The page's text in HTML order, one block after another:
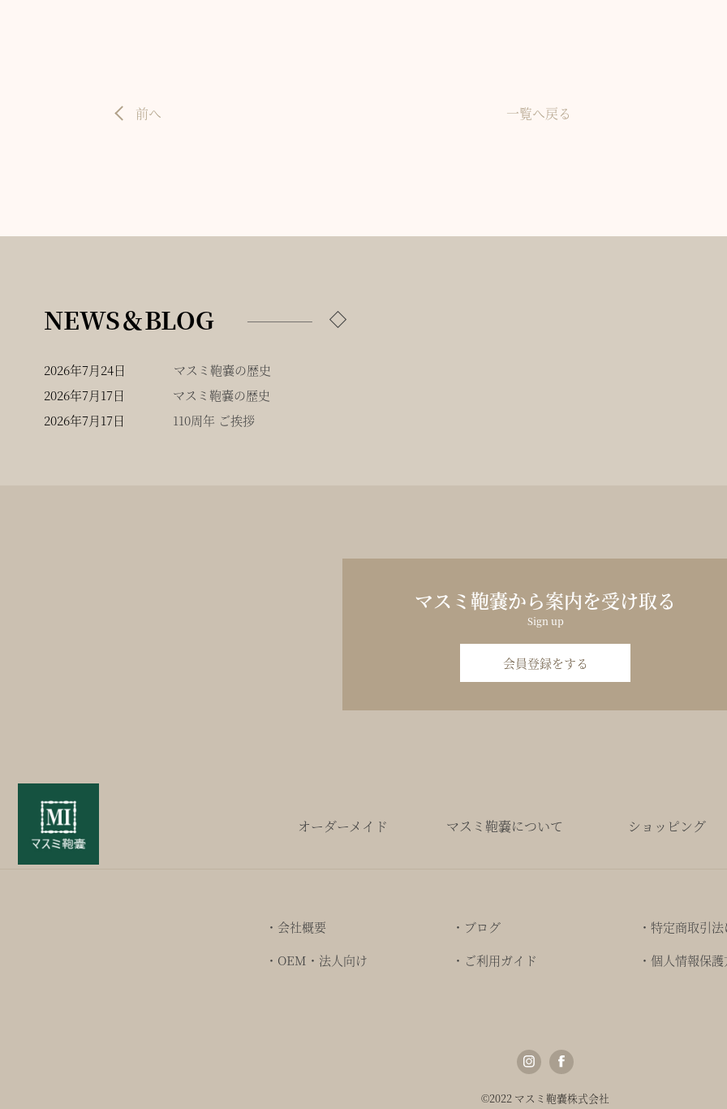
前へ 一覧へ戻る
NEWS＆BLOG
2026年7月24日
マスミ鞄嚢の歴史
2026年7月17日
マスミ鞄嚢の歴史
2026年7月17日
110周年 ご挨拶
マスミ鞄嚢から案内を受け取る
Sign up
会員登録をする
オーダーメイド マスミ鞄嚢について ショッピング
・会社概要 ・ブログ
・特定商取引
・OEM・法人向け
・ご利用ガイド ・個人情報保
©2022 マスミ鞄嚢株式会社